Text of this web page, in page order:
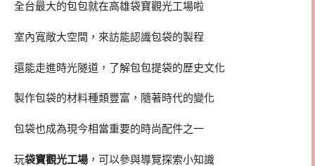
全台最大的包包就在高雄袋寶觀光工場啦
室內寬敞大空間，來訪能認識包袋的製程
還能走進時光隧道，了解包包提袋的歷史文化
製作包袋的材料種類豐富，隨著時代的變化
包袋也成為現今相當重要的時尚配件之一
玩袋寶觀光工場 ，可以參與導覽探索小知識